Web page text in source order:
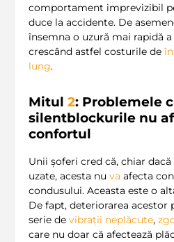
comportament imprevizibil
duce la accidente. De
însemna o uzură mai rapidă
crescând astfel costurile de
lung.
Mitul 2: Problemele
silentblockurile nu
confortul
Unii șoferi cred că, chiar
uzate, acesta nu va afecta
condusului. Aceasta este o
De fapt, deteriorarea acestor
serie de vibrații neplăcute,
care nu doar că afectează